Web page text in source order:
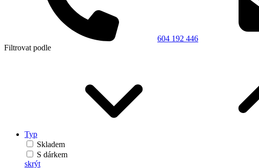
604 192 446
Filtrovat podle
Typ
Skladem
S dárkem
skrýt